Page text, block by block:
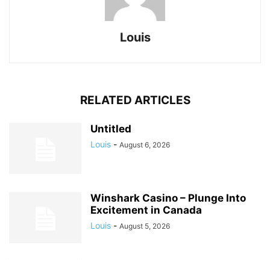
Louis
RELATED ARTICLES
Untitled
Louis - August 6, 2026
Winshark Casino – Plunge Into
Excitement in Canada
Louis - August 5, 2026